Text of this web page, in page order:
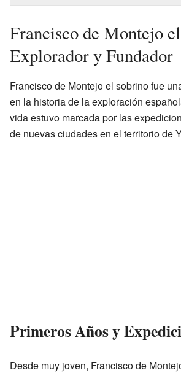
Francisco de Montejo
Explorador y Fundador
Francisco de Montejo el sobrino fue
en la historia de la exploración
vida estuvo marcada por las
de nuevas ciudades en el territorio de
Primeros Años y
Desde muy joven, Francisco de